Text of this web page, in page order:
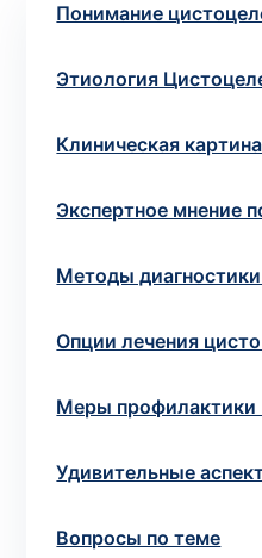
Понимание
Этиология
Клиническая
Экспертное мнение
Методы
Опции лечения
Меры профилактики
Удивительные
Вопросы по теме
Попередній
зіскрібки. Взяття
Анализ